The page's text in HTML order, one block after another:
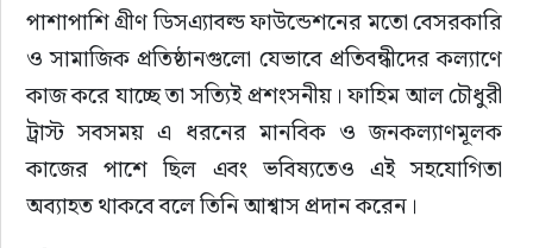
পাশাপাশি গ্রীণ ডিসএ্যাবল্ড ফাউন্ডেশনের মতো বেসরকারি
ও সামাজিক প্রতিষ্ঠানগুলো যেভাবে প্রতিবন্ধীদের কল্যাণে
কাজ করে যাচ্ছে তা সত্যিই প্রশংসনীয়। ফাহিম আল চৌধুরী
ট্রাস্ট সবসময় এ ধরনের মানবিক ও জনকল্যাণমূলক
কাজের পাশে ছিল এবং ভবিষ্যতেও এই সহযোগিতা
অব্যাহত থাকবে বলে তিনি আশ্বাস প্রদান করেন।